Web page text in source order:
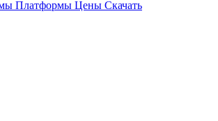
Платформы Цены Скачать